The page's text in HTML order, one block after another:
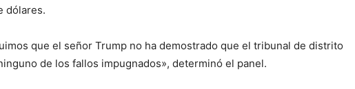
dólares.
que el señor Trump no ha demostrado que el tribunal de distrito
de los fallos impugnados», determinó el panel.